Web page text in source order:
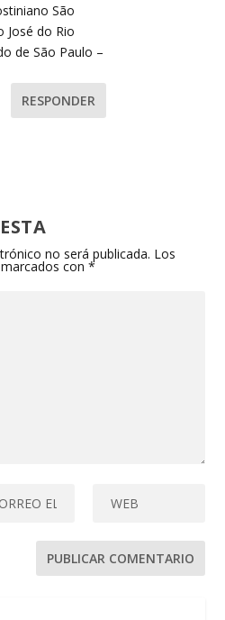
São
José do Rio
de São Paulo –
RESPONDER
no será publicada. Los
con*